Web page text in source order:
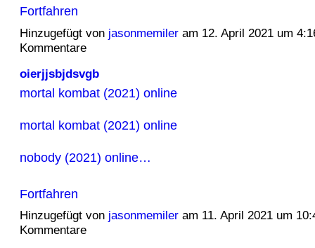
Fortfahren
Hinzugefügt von jasonmemileram 12. April 2021 um
Kommentare
oierjjsbjdsvgb
mortal kombat (2021) online
mortal kombat (2021) online
nobody (2021) online…
Fortfahren
Hinzugefügt von jasonmemileram 11. April 2021 um
Kommentare